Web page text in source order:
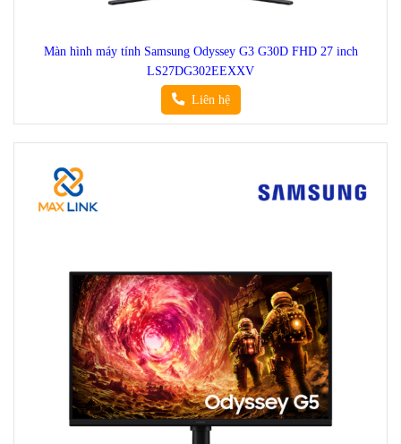
Màn hình máy tính Samsung Odyssey G3 G30D FHD 27 inch
LS27DG302EEXXV
Liên hệ